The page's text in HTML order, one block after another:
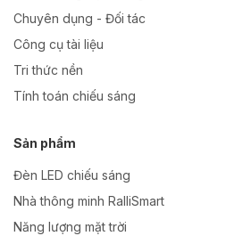
Chuyên dụng - Đối tác
Công cụ tài liệu
Tri thức nền
Tính toán chiếu sáng
Sản phẩm
Đèn LED chiếu sáng
Nhà thông minh RalliSmart
Năng lượng mặt trời